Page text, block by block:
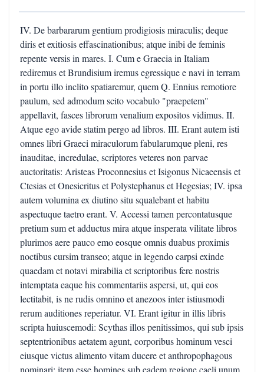
IV. De barbararum gentium prodigiosis miraculis; deque
diris et exitiosis effascinationibus; atque inibi de feminis
repente versis in mares. I. Cum e Graecia in Italiam
rediremus et Brundisium iremus egressique e navi in terram
in portu illo inclito spatiaremur, quem Q. Ennius remotiore
paulum, sed admodum scito vocabulo "praepetem"
appellavit, fasces librorum venalium expositos vidimus. II.
Atque ego avide statim pergo ad libros. III. Erant autem isti
omnes libri Graeci miraculorum fabularumque pleni, res
inauditae, incredulae, scriptores veteres non parvae
auctoritatis: Aristeas Proconnesius et Isigonus Nicaeensis et
Ctesias et Onesicritus et Polystephanus et Hegesias; IV. ipsa
autem volumina ex diutino situ squalebant et habitu
aspectuque taetro erant. V. Accessi tamen percontatusque
pretium sum et adductus mira atque insperata vilitate libros
plurimos aere pauco emo eosque omnis duabus proximis
noctibus cursim transeo; atque in legendo carpsi exinde
quaedam et notavi mirabilia et scriptoribus fere nostris
intemptata eaque his commentariis aspersi, ut, qui eos
lectitabit, is ne rudis omnino et anezoos inter istiusmodi
rerum auditiones reperiatur. VI. Erant igitur in illis libris
scripta huiuscemodi: Scythas illos penitissimos, qui sub ipsis
septentrionibus aetatem agunt, corporibus hominum vesci
eiusque victus alimento vitam ducere et anthropophagous
nominari; item esse homines sub eadem regione caeli unum